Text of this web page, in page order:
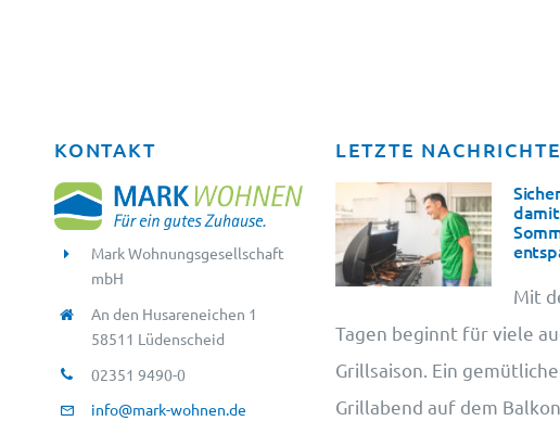
KONTAKT
Mark Wohnungsgesellschaft
mbH
An den Husareneichen 1
58511 Lüdenscheid
02351 9490-0
info@mark-wohnen.de
LETZTE
Mit
Tagen beginnt für viele
Grillsaison. Ein
Grillabend auf dem